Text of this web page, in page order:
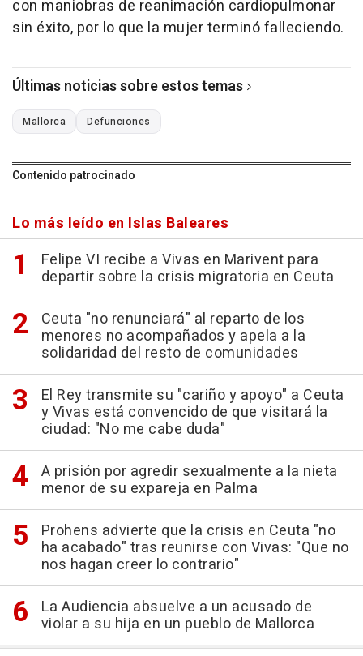
con maniobras de reanimación cardiopulmonar
sin éxito, por lo que la mujer terminó falleciendo.
Últimas noticias sobre estos temas
Mallorca Defunciones
Contenido patrocinado
Lo más leído en Islas Baleares
Felipe VI recibe a Vivas en Marivent para
departir sobre la crisis migratoria en Ceuta
Ceuta "no renunciará" al reparto de los
menores no acompañados y apela a la
solidaridad del resto de comunidades
El Rey transmite su "cariño y apoyo" a Ceuta
y Vivas está convencido de que visitará la
ciudad: "No me cabe duda"
A prisión por agredir sexualmente a la nieta
menor de su expareja en Palma
Prohens advierte que la crisis en Ceuta "no
ha acabado" tras reunirse con Vivas: "Que no
nos hagan creer lo contrario"
La Audiencia absuelve a un acusado de
violar a su hija en un pueblo de Mallorca